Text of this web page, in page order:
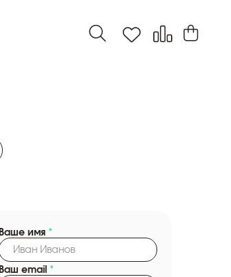
Ваше имя *
Ваш email *